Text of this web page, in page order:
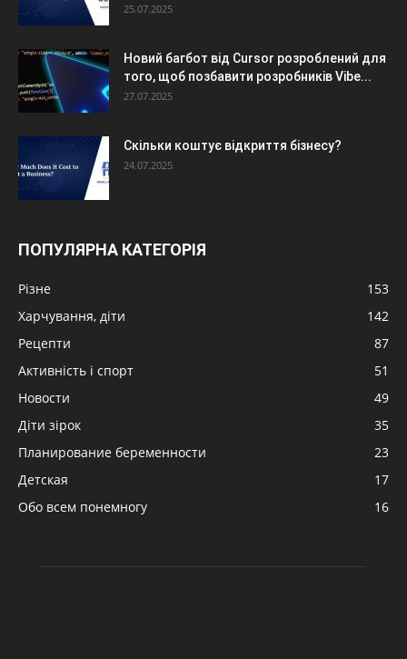
25.07.2025
Новий багбот від Cursor розроблений для
того, щоб позбавити розробників Vibe...
27.07.2025
Скільки коштує відкриття бізнесу?
24.07.2025
ПОПУЛЯРНА КАТЕГОРІЯ
Різне
153
Харчування, діти
142
Рецепти
87
Активність і спорт
51
Новости
49
Діти зірок
35
Планирование беременности
23
Детская
17
Обо всем понемногу
16